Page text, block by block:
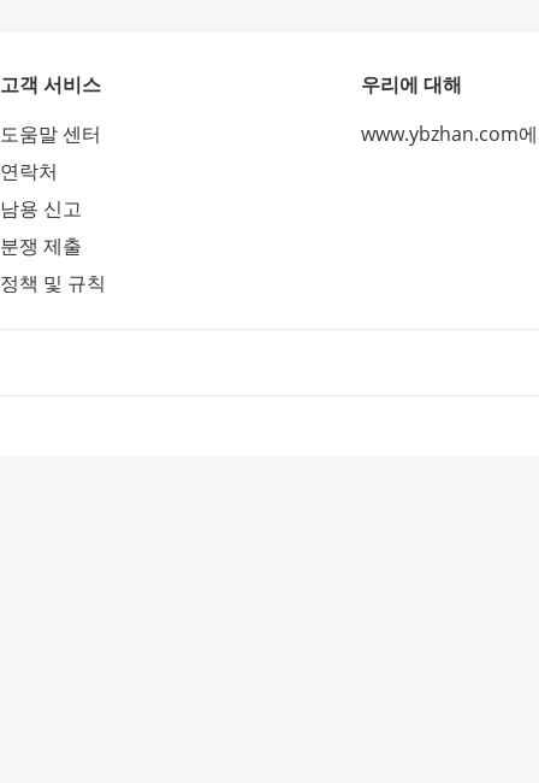
고객 서비스
도움말 센터
연락처
남용 신고
분쟁 제출
정책 및 규칙
우리에 대해
www.ybzhan.com